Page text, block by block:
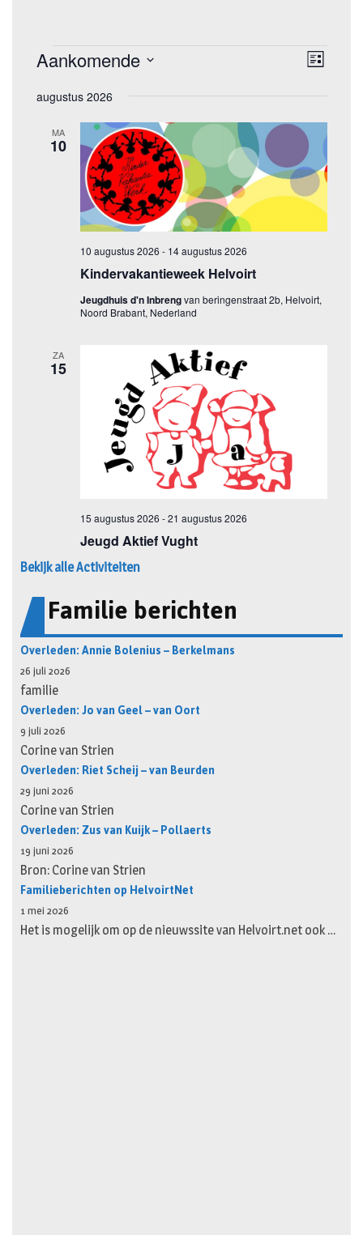
Bekijk alle Activiteiten
Familie berichten
Overleden: Annie Bolenius – Berkelmans
26 juli 2026
familie
Overleden: Jo van Geel – van Oort
9 juli 2026
Corine van Strien
Overleden: Riet Scheij – van Beurden
29 juni 2026
Corine van Strien
Overleden: Zus van Kuijk – Pollaerts
19 juni 2026
Bron: Corine van Strien
Familieberichten op HelvoirtNet
1 mei 2026
Het is mogelijk om op de nieuwssite van Helvoirt.net ook …